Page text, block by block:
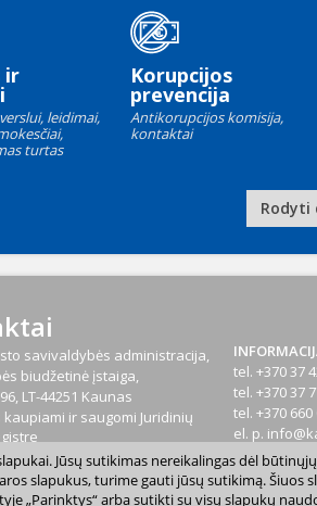
ir
leidimai,
turtas
Korupcijos
prevencija
Antikorupcijos komisija,
kontaktai
Rodyti
savivaldybės administracija,
biudžetinė įstaiga,
LT-44251 Kaunas
ir saugomi Juridinių
kodasLT 887648610
tel. +370 37
tel. +370 37
tel. +370 660
el. p.
Jūsų sutikimas nereikalingas dėl
slapukus, turime gauti jūsų sutikimą.
„Parinktys“ arba sutikti su visų slapukų